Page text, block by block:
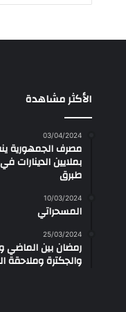
الأكثر مشاهدة
03/04/2024
مصرف الجمهورية
بملايين
طبرق
10/03/2024
المسحراتي
25/03/2024
رمضان بين الماضي
والجكترة وملاحقة